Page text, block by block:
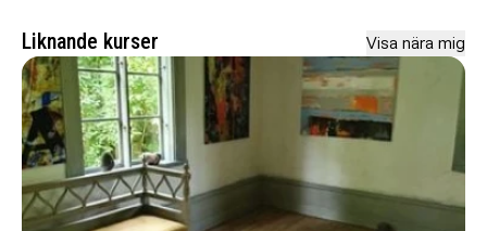
Liknande kurser Visa nära mig